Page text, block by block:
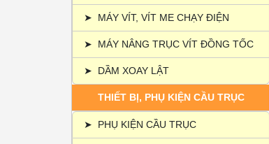
➤ MÁY VÍT, VÍT ME CHẠY ĐIỆN
➤ MÁY NÂNG TRỤC VÍT ĐỒNG TỐC
➤ DẦM XOAY LẬT
THIẾT BỊ, PHỤ KIỆN CẦU TRỤC
➤ PHỤ KIỆN CẦU TRỤC